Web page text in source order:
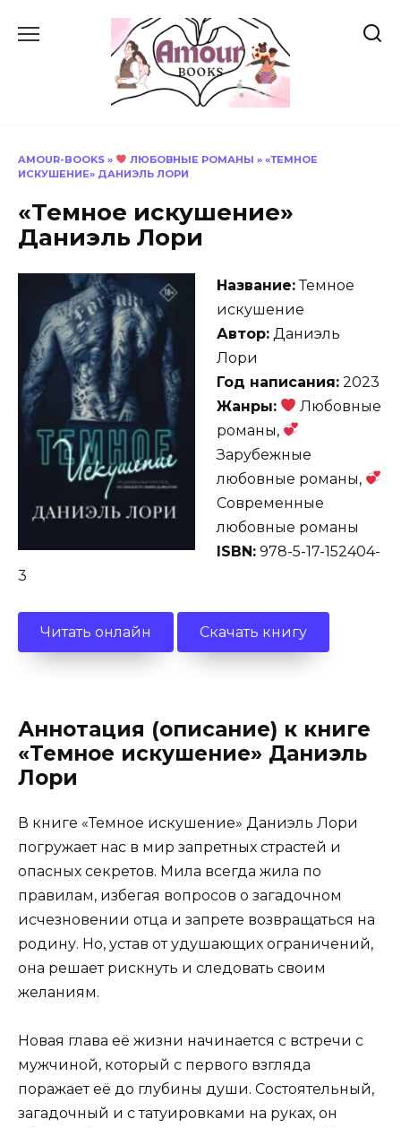
AMOUR-BOOKS » ЛЮБОВНЫЕ РОМАНЫ » «ТЕМНОЕ
ИСКУШЕНИЕ» ДАНИЭЛЬ ЛОРИ
«Темное искушение»
Даниэль Лори
Название:Темное
искушение
Автор: Даниэль
Лори
Год написания: 2023
Жанры:
Любовные
романы,
Зарубежные
любовные романы,
Современные
любовные романы
ISBN: 978-5-17-152404-
3
Читать онлайн Скачать книгу
Аннотация (описание) к книге
«Темное искушение» Даниэль
Лори
В книге «Темное искушение» Даниэль Лори
погружает нас в мир запретных страстей и
опасных секретов. Мила всегда жила по
правилам, избегая вопросов о загадочном
исчезновении отца и запрете возвращаться на
родину. Но, устав от удушающих ограничений,
она решает рискнуть и следовать своим
желаниям.
Новая глава её жизни начинается с встречи с
мужчиной, который с первого взгляда
поражает её до глубины души. Состоятельный,
загадочный и с татуировками на руках, он